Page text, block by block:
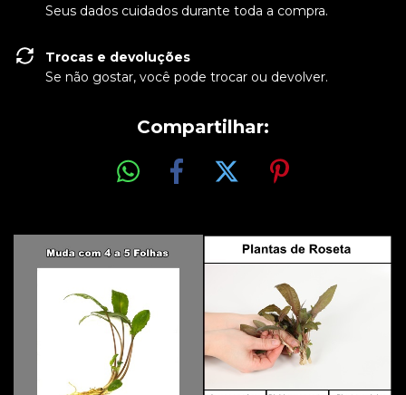
Seus dados cuidados durante toda a compra.
Trocas e devoluções
Se não gostar, você pode trocar ou devolver.
Compartilhar: